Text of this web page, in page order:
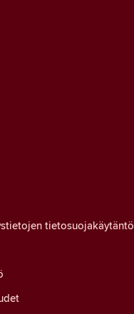
tietosuojakäytäntö